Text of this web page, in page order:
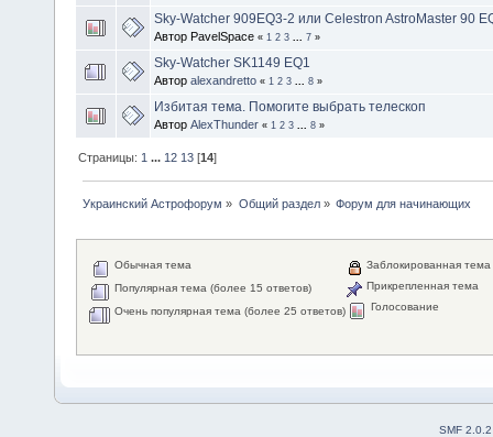
Sky-Watcher 909EQ3-2 или Celestron AstroMaster 90
Автор PavelSpace « 1 2 3 7 »
Sky-Watcher SK1149 EQ1
Автор alexandretto « 1 2 3 8 »
Избитая тема. Помогите выбрать телескоп
Автор AlexThunder « 1 2 3 8 »
Страницы: 1 ... 12 13 [14]
Украинский Астрофорум » Общий раздел» Форум для начинающих
Обычная тема
Популярная тема (более 15 ответов)
Очень популярная тема (более 25 ответов)
Заблокированная тема
Прикрепленная тема
Голосование
SMF 2.0.2